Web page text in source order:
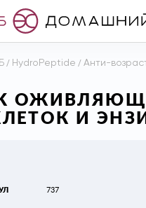
/ HydroPeptide / Анти-
И
737